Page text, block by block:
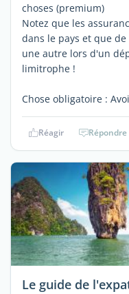
choses (premium)
Notez que les
dans le pays et que
une autre lors d'un
limitrophe !
Chose obligatoire :
Réagir Répondre
Le guide de